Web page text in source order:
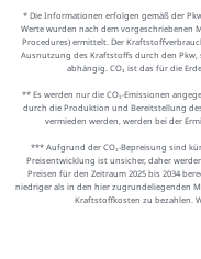
* Die Informationen erfolgen gemäß der
Werte wurden nach dem vorgeschriebenen
Procedures) ermittelt. Der
Ausnutzung des Kraftstoffs durch den
abhängig. CO₂ ist das für die
** Es werden nur die CO₂-Emissionen
durch die Produktion und Bereitstellung
vermieden werden, werden bei der
*** Aufgrund der CO₂-Bepreisung sind
Preisentwicklung ist unsicher, daher
Preisen für den Zeitraum 2025 bis 2034
niedriger als in den hier zugrundeliegenden
Kraftstoffkosten zu bezahlen.